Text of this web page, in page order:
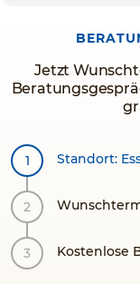
Jetzt
Standort:
Kostenlose